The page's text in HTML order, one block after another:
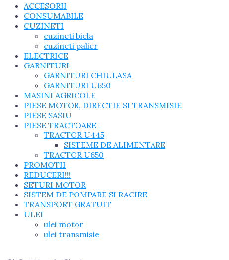
ACCESORII
CONSUMABILE
CUZINETI
cuzineti biela
cuzineti palier
ELECTRICE
GARNITURI
GARNITURI CHIULASA
GARNITURI U650
MASINI AGRICOLE
PIESE MOTOR, DIRECTIE SI TRANSMISIE
PIESE SASIU
PIESE TRACTOARE
TRACTOR U445
SISTEME DE ALIMENTARE
TRACTOR U650
PROMOTII
REDUCERI!!!
SETURI MOTOR
SISTEM DE POMPARE SI RACIRE
TRANSPORT GRATUIT
ULEI
ulei motor
ulei transmisie